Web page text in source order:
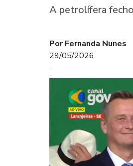
A petrolífera
Por Fernanda Nunes
29/05/2026